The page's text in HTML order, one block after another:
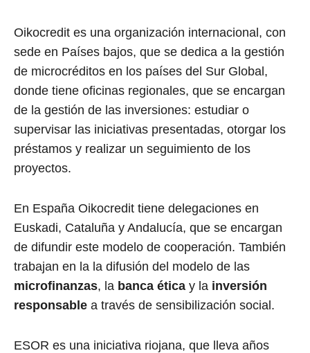
Oikocredit es una organización internacional, con
sede en Países bajos, que se dedica a la gestión
de microcréditos en los países del Sur Global,
donde tiene oficinas regionales, que se encargan
de la gestión de las inversiones: estudiar o
supervisar las iniciativas presentadas, otorgar los
préstamos y realizar un seguimiento de los
proyectos.
En España Oikocredit tiene delegaciones en
Euskadi, Cataluña y Andalucía, que se encargan
de difundir este modelo de cooperación. También
trabajan en la la difusión del modelo de las
microfinanzas, la banca éticay la inversión
responsablea través de sensibilización social.
ESOR es una iniciativa riojana, que lleva años